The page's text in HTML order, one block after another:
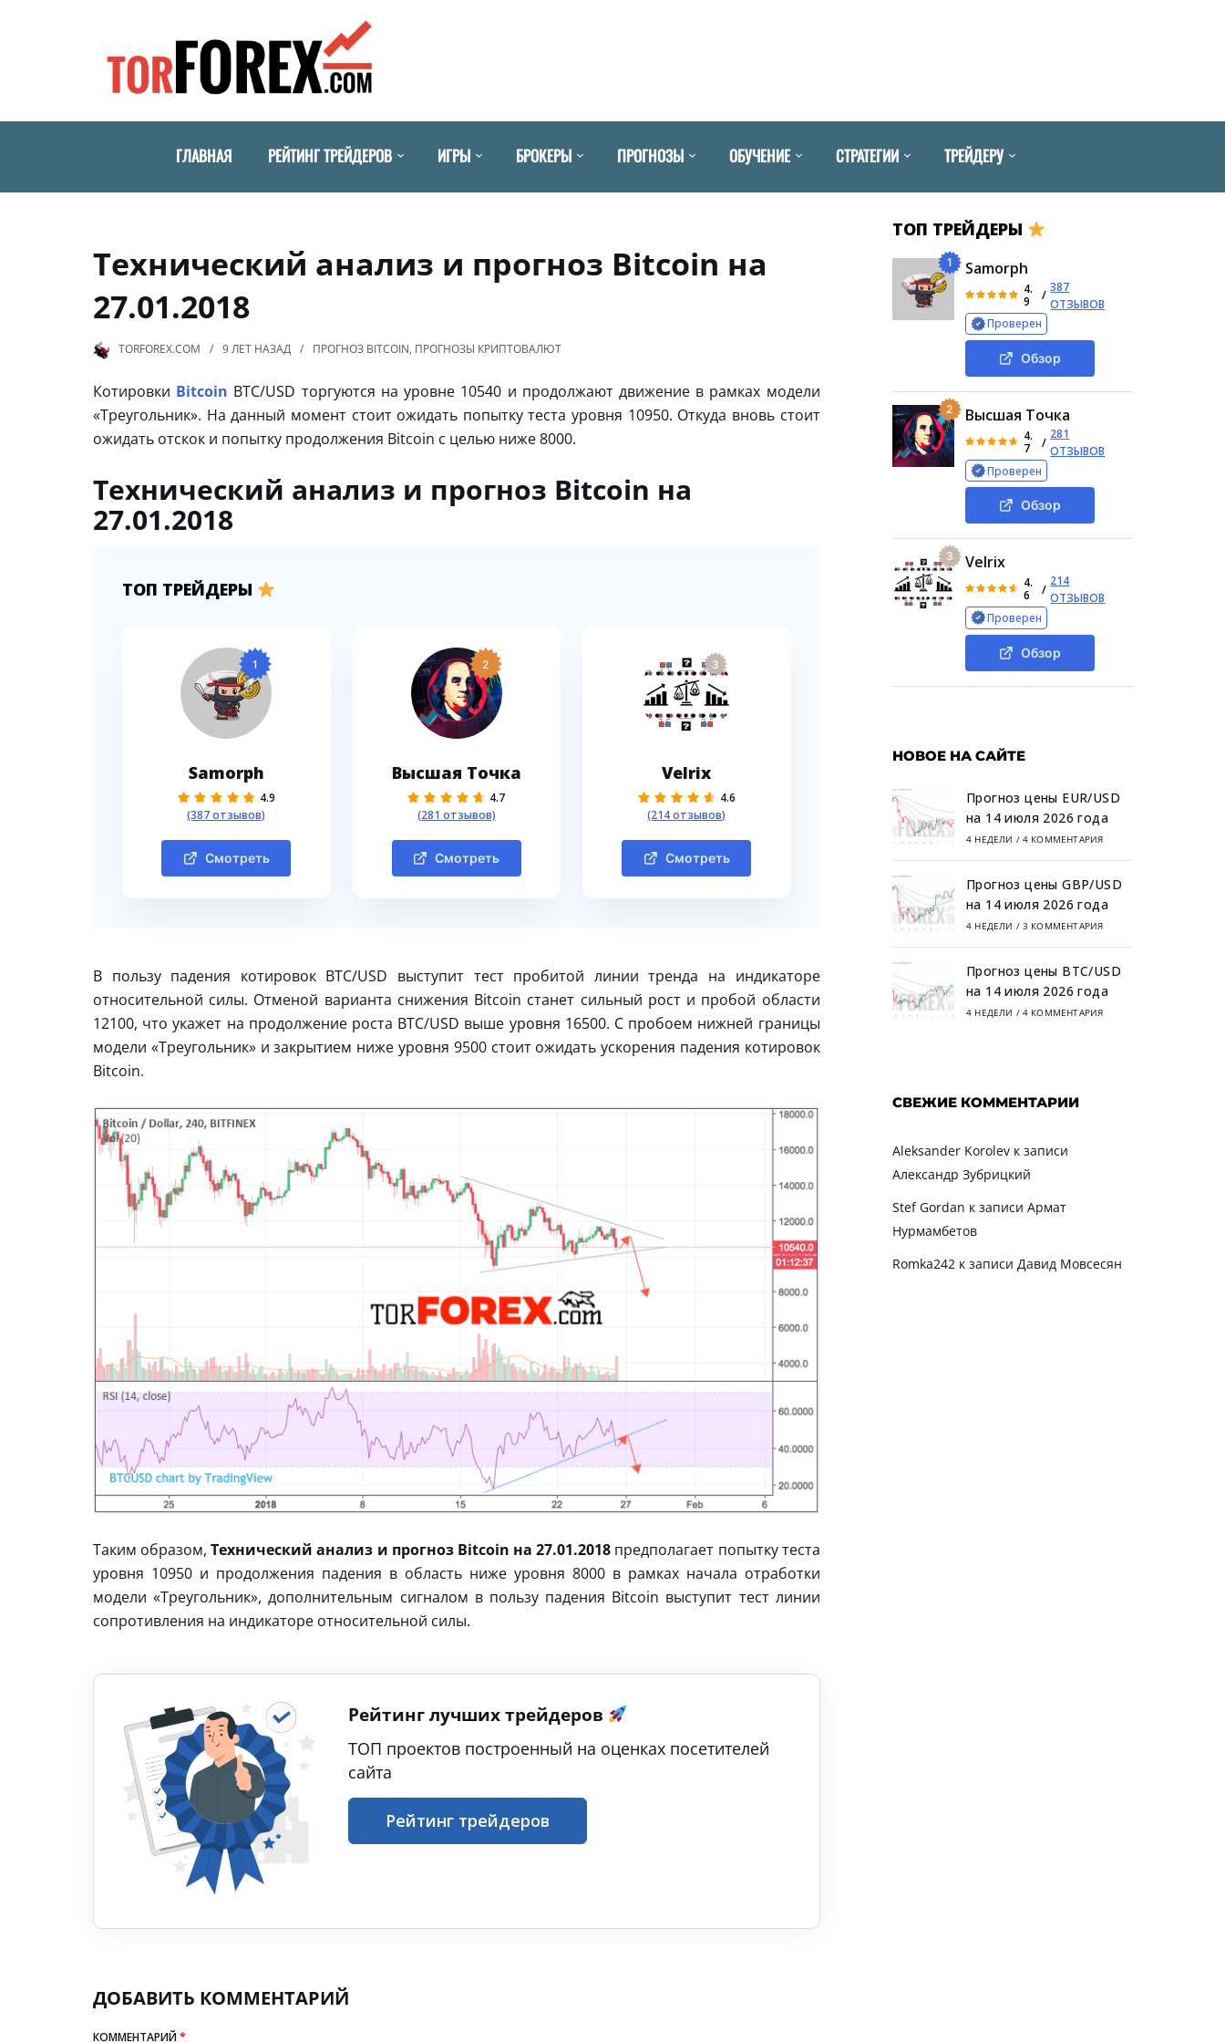
ГЛАВНАЯ РЕЙТИНГ ТРЕЙДЕРОВ ИГРЫ БРОКЕРЫ ПРОГНОЗЫ ОБУЧЕНИЕ СТРАТЕГИИ ТРЕЙДЕРУ
Технический анализ и прогноз Bitcoin на
27.01.2018
TORFOREX.COM 9 ЛЕТ НАЗАД ПРОГНОЗ BITCOIN, ПРОГНОЗЫ КРИПТОВАЛЮТ
Котировки Bitcoin BTC/USD торгуются на уровне 10540 и продолжают движение в рамках модели
«Треугольник». На данный момент стоит ожидать попытку теста уровня 10950. Откуда вновь стоит
ожидать отскок и попытку продолжения Bitcoin с целью ниже 8000.
Технический анализ и прогноз Bitcoin на
27.01.2018
ТОП ТРЕЙДЕРЫ
1
Samorph
4.9
(387 отзывов)
Смотреть
2
Высшая Точка
4.7
(281 отзывов)
Смотреть
3
Velrix
4.6
(214 отзывов)
Смотреть
В пользу падения котировок BTC/USD выступит тест пробитой линии тренда на индикаторе
относительной силы. Отменой варианта снижения Bitcoin станет сильный рост и пробой области
12100, что укажет на продолжение роста BTC/USD выше уровня 16500. С пробоем нижней границы
модели «Треугольник» и закрытием ниже уровня 9500 стоит ожидать ускорения падения котировок
Bitcoin.
Таким образом,Технический анализ и прогноз Bitcoin на 27.01.2018 предполагает попытку теста
уровня 10950 и продолжения падения в область ниже уровня 8000 в рамках начала отработки
модели «Треугольник», дополнительным сигналом в пользу падения Bitcoin выступит тест линии
сопротивления на индикаторе относительной силы.
Рейтинг лучших трейдеров
ТОП проектов построенный на оценках посетителей
сайта
Рейтинг трейдеров
ДОБАВИТЬ КОММЕНТАРИЙ
КОММЕНТАРИЙ*
ТОП ТРЕЙДЕРЫ
1 Samorph
4.
9
/
387
ОТЗЫВОВ
Проверен
Обзор
2 Высшая Точка
4.
7
/
281
ОТЗЫВОВ
Проверен
Обзор
3 Velrix
4.
6
/
214
ОТЗЫВОВ
Проверен
Обзор
НОВОЕ НА САЙТЕ
Прогноз цены EUR/USD
на 14 июля 2026 года
4 НЕДЕЛИ / 4 КОММЕНТАРИЯ
Прогноз цены GBP/USD
на 14 июля 2026 года
4 НЕДЕЛИ / 3 КОММЕНТАРИЯ
Прогноз цены BTC/USD
на 14 июля 2026 года
4 НЕДЕЛИ / 4 КОММЕНТАРИЯ
СВЕЖИЕ КОММЕНТАРИИ
Aleksander Korolevк записи
Александр Зубрицкий
Stef Gordan к записи Армат
Нурмамбетов
Romka242 к записи Давид Мовсесян